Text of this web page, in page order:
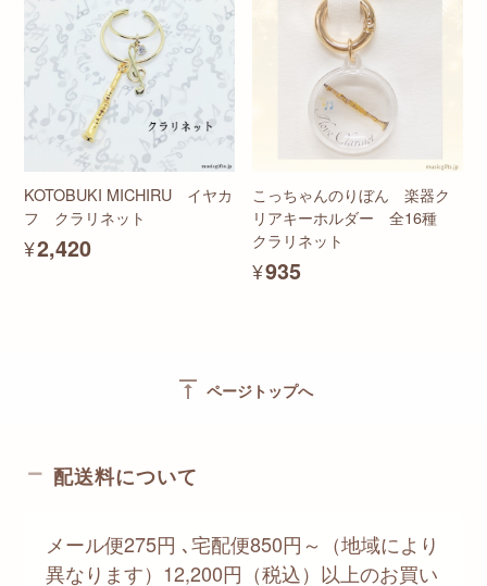
KOTOBUKI MICHIRU イヤカ
フ クラリネット
¥2,420
こっちゃんのりぼん 楽器ク
リアキーホルダー 全16種
クラリネット
¥935
vertical_align_top ページトップへ
配送料について
メール便275円 ､宅配便850円～（地域により
異なります）12,200円（税込）以上のお買い